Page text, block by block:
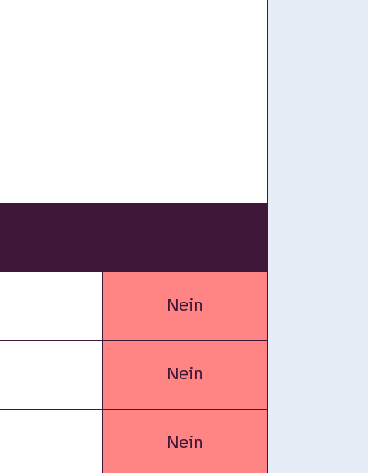
Nein
Nein
Nein